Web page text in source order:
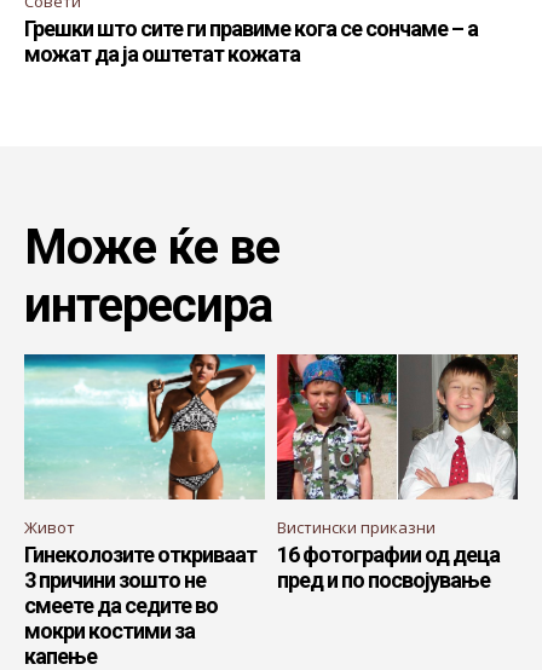
Грешки што сите ги правиме кога се сончаме – а
можат да ја оштетат кожата
Може ќе ве
интересира
Живот
Гинеколозите откриваат
3 причини зошто не
смеете да седите во
мокри костими за
капење
Вистински приказни
16 фотографии од деца
пред и по посвојување